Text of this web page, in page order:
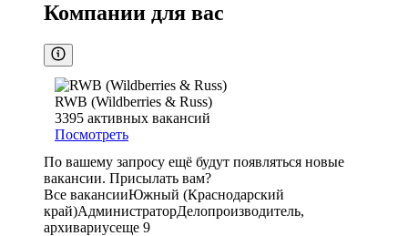
Компании для вас
RWB (Wildberries & Russ)
3395 активных вакансий
Посмотреть
По вашему запросу ещё будут появляться новые
вакансии. Присылать вам?
Все вакансииЮжный (Краснодарский
край)АдминистраторДелопроизводитель,
архивариусеще 9